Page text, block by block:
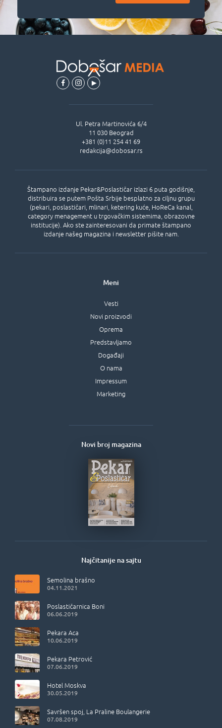
Štampano izdanje Pekar&Poslastičar izlazi 6 puta godišnje,
distribuira se putem Pošta Srbije besplatno za ciljnu grupu
(pekari, poslastičari, mlinari, ketering kuće, HoReCa kanal,
category menagement u trgovačkim sistemima, obrazovne
institucije). Ako ste zainteresovani da primate štampano
izdanje našeg magazina i newsletter pišite nam.
Ul. Petra Martinovića 6/4
11 030 Beograd
+381 (0)11 254 41 69
redakcija@dobosar.rs
Meni
Vesti
Novi proizvodi
Oprema
Predstavljamo
Događaji
O nama
Impressum
Marketing
Najčitanije na sajtu
Semolina brašno
04.11.2021
Poslastičarnica Boni
06.06.2019
Pekara Aca
10.06.2019
Pekara Petrović
07.06.2019
Hotel Moskva
30.05.2019
Savršen spoj, La Praline Boulangerie
07.08.2019
Novi broj magazina